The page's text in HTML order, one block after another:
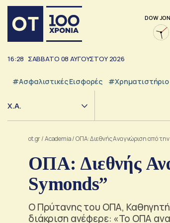
DOW
16:28 ΣΑΒΒΑΤΟ 08 ΑΥΓΟΥΣΤΟΥ 2026
#Ασφαλιστικές Εισφορές
Χ.Α.
ot.gr/Academia/ΟΠΑ: Διεθνής Αναγνώριση από
ΟΠΑ: Διεθνής
Symonds”
Ο Πρύτανης του ΟΠΑ,
διάκριση ανέφερε: «Το ΟΠΑ